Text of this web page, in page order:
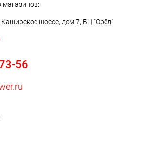
магазинов:
Каширское шоссе, дом 7, БЦ "Орёл"
56